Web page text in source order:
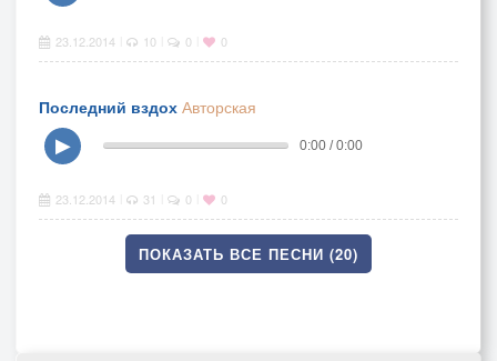
23.12.2014 10 0 0
Последний вздох Авторская
▶
0:00 / 0:00
23.12.2014 31 0 0
ПОКАЗАТЬ ВСЕ ПЕСНИ (20)